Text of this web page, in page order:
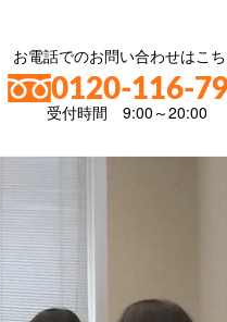
お電話でのお問い合わせはこ
0120-116-
受付時間 9:00～20:00